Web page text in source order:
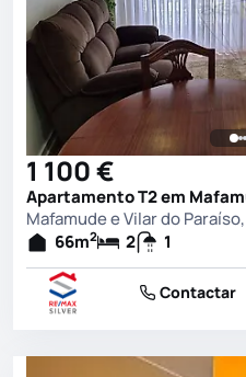
1 100 €
Mafamude e Vilar do
66m2 2 1
Contactar